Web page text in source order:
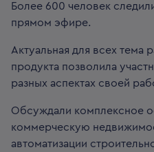
Более 600 человек
прямом эфире.
Актуальная для всех тема
продукта позволила
разных аспектах своей
Обсуждали комплексное
коммерческую
автоматизации